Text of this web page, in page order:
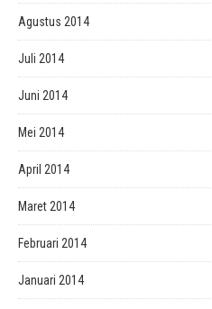
Agustus 2014
Juli 2014
Juni 2014
Mei 2014
April 2014
Maret 2014
Februari 2014
Januari 2014